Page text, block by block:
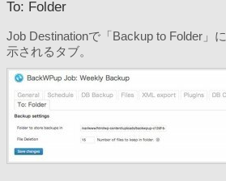
To: Folder
Job Destinationで「Backup to Folder」
示されるタブ。